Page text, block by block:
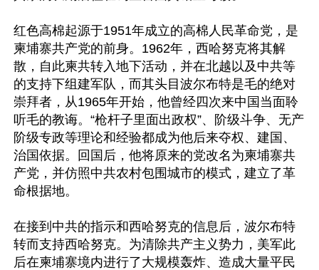
红色高棉起源于1951年成立的高棉人民革命党，是
柬埔寨共产党的前身。1962年，西哈努克将其解
散，自此柬共转入地下活动，并在北越以及中共等
的支持下组建军队，而其头目波尔布特是毛的绝对
崇拜者，从1965年开始，他曾经四次来中国当面聆
听毛的教诲。“枪杆子里面出政权”、阶级斗争、无产
阶级专政等理论和经验都成为他后来夺权、建国、
治国依据。回国后，他将原来的党改名为柬埔寨共
产党，并仿照中共农村包围城市的模式，建立了革
命根据地。
在接到中共的指示和西哈努克的信息后，波尔布特
转而支持西哈努克。为清除共产主义势力，美军此
后在柬埔寨境内进行了大规模轰炸、造成大量平民